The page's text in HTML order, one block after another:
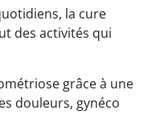
la cure
des activités qui
grâce à une
douleurs, gynéco